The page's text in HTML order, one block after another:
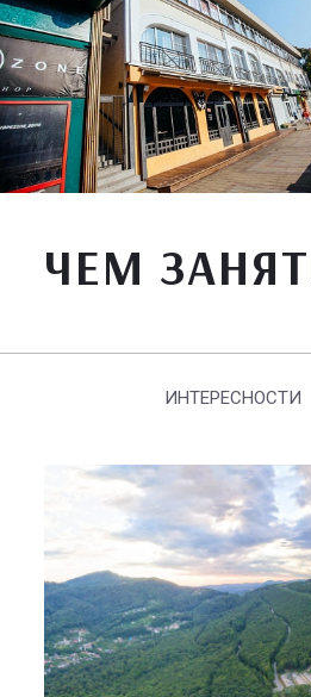
ЧЕМ
ИНТЕРЕСНОСТИ